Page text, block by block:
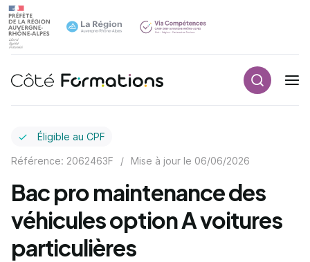
Navigation principale
Éligible au CPF
Référence: 2062463F / Mise à jour le 06/06/2026
Bac pro maintenance des
véhicules option A voitures
particulières